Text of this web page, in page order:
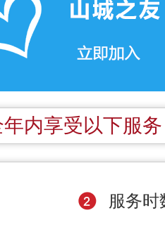
内享受以下服务
服务时